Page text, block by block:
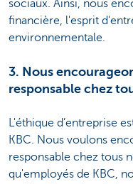
sociaux. Ainsi, nous
financière, l'esprit
environnementale.
3. Nous
responsable chez
L'éthique d’entreprise
KBC. Nous voulons
responsable chez tous
qu'employés de KBC,